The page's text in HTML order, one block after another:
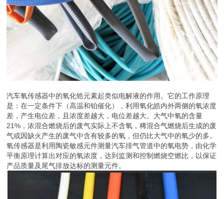
汽车氧传感器中的氧化锆元素起类似电解液的作用。它的工作原理
是：在一定条件下（高温和铂催化），利用氧化皓内外两侧的氧浓度
差，产生电位差，且浓度差越大，电位差越大。大气中氧的含量
21%，浓混合燃烧后的废气实际上不含氧，稀混合气燃烧后生成的废